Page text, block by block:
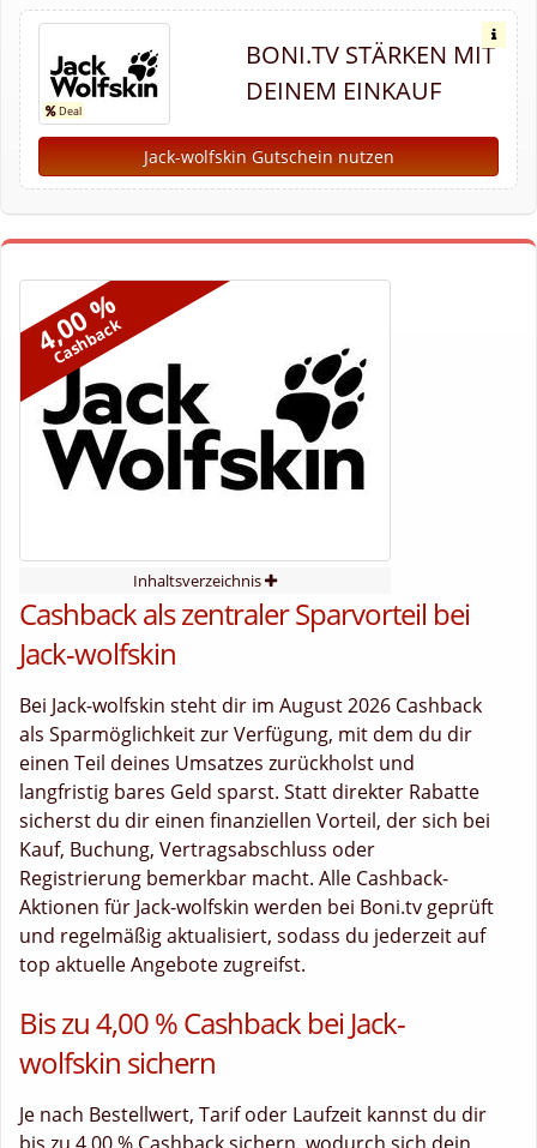
BONI.TV STÄRKEN MIT
DEINEM EINKAUF
Jack-wolfskin Gutschein nutzen
4,00 %
Cashback
Inhaltsverzeichnis
Cashback als zentraler Sparvorteil bei
Jack-wolfskin
Bei Jack-wolfskin steht dir im August 2026 Cashback
als Sparmöglichkeit zur Verfügung, mit dem du dir
einen Teil deines Umsatzes zurückholst und
langfristig bares Geld sparst. Statt direkter Rabatte
sicherst du dir einen finanziellen Vorteil, der sich bei
Kauf, Buchung, Vertragsabschluss oder
Registrierung bemerkbar macht. Alle Cashback-
Aktionen für Jack-wolfskin werden bei Boni.tv geprüft
und regelmäßig aktualisiert, sodass du jederzeit auf
top aktuelle Angebote zugreifst.
Bis zu 4,00 % Cashback bei Jack-
wolfskin sichern
Je nach Bestellwert, Tarif oder Laufzeit kannst du dir